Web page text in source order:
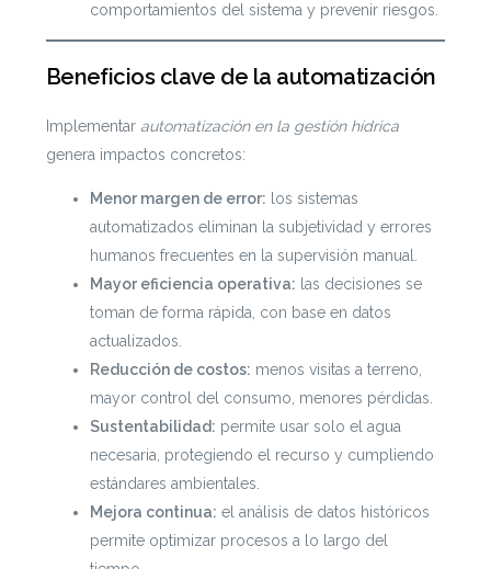
comportamientos del sistema y prevenir riesgos.
Beneficios clave de la automatización
Implementar automatización en la gestión hídrica
genera impactos concretos:
Menor margen de error: los sistemas
automatizados eliminan la subjetividad y errores
humanos frecuentes en la supervisión manual.
Mayor eficiencia operativa: las decisiones se
toman de forma rápida, con base en datos
actualizados.
Reducción de costos: menos visitas a terreno,
mayor control del consumo, menores pérdidas.
Sustentabilidad: permite usar solo el agua
necesaria, protegiendo el recurso y cumpliendo
estándares ambientales.
Mejora continua: el análisis de datos históricos
permite optimizar procesos a lo largo del